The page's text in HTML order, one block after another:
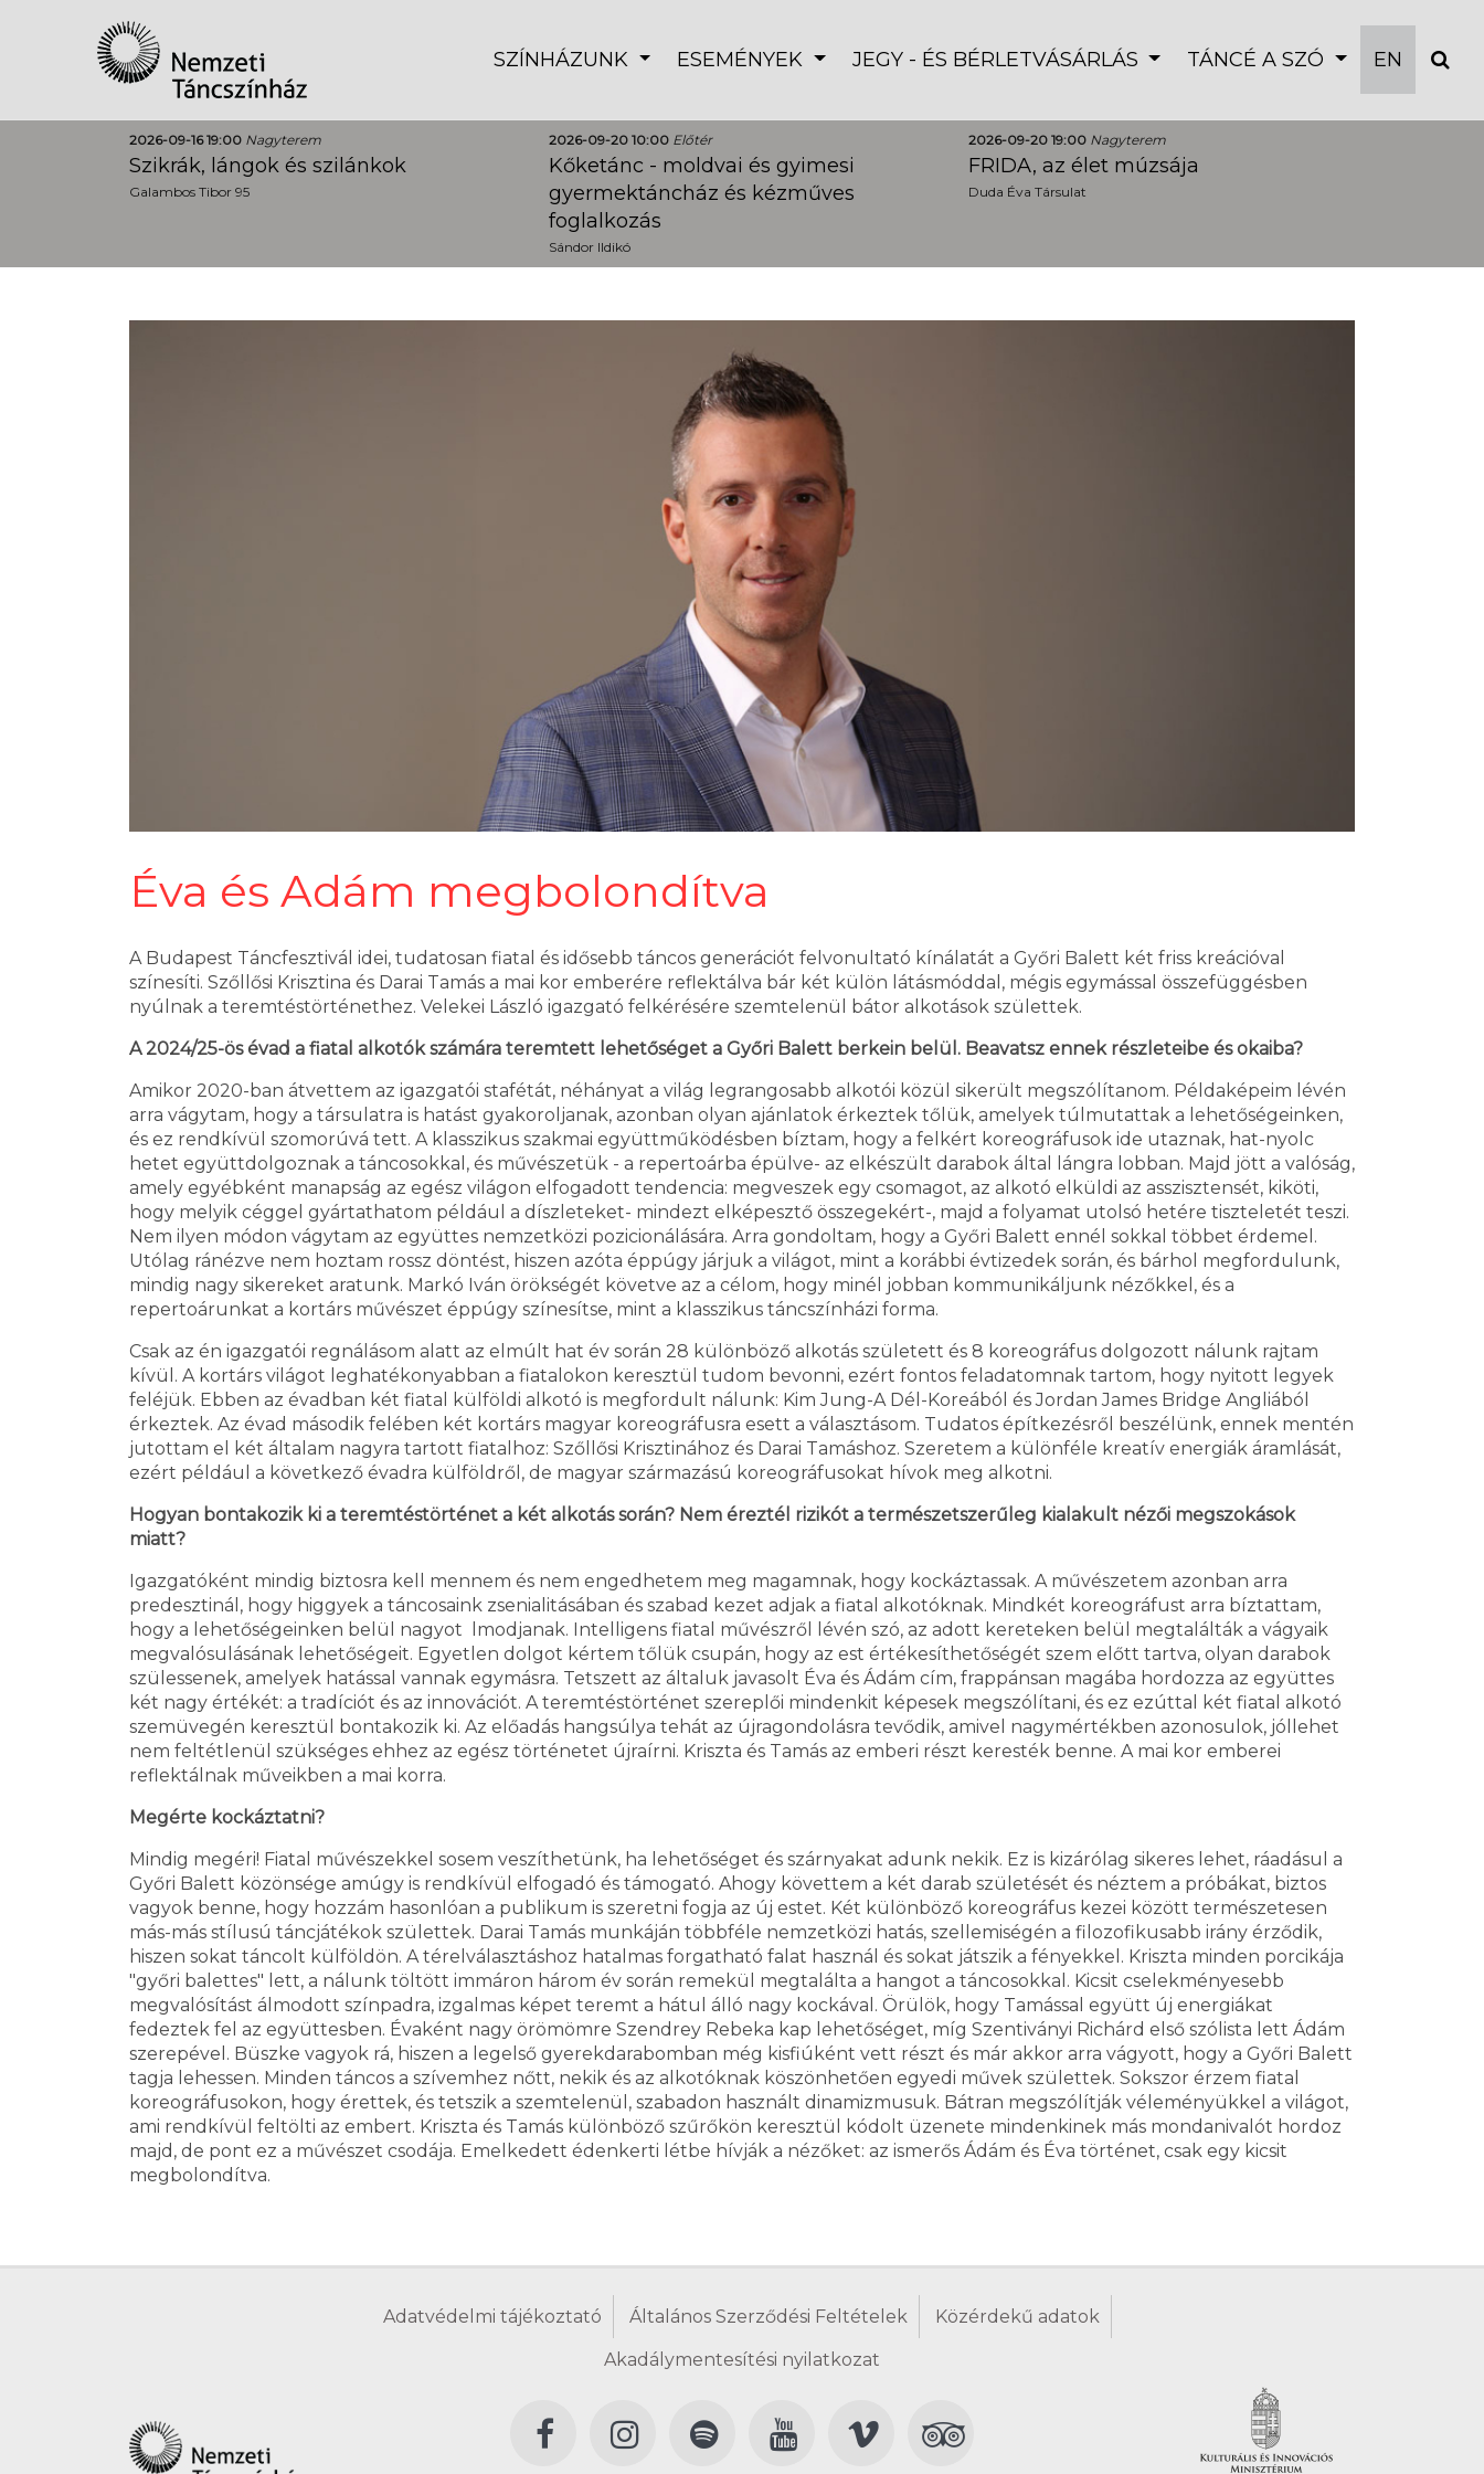
SZÍNHÁZUNK ESEMÉNYEK JEGY - ÉS BÉRLETVÁSÁRLÁS TÁNCÉ A SZÓ EN
2026-09-16 19:00 Nagyterem
Szikrák, lángok és szilánkok
Galambos Tibor 95
2026-09-20 10:00 Előtér
Kőketánc - moldvai és gyimesi
gyermektáncház és kézműves
foglalkozás
Sándor Ildikó
2026-09-20 19:00 Nagyterem
FRIDA, az élet múzsája
Duda Éva Társulat
Éva és Adám megbolondítva
A Budapest Táncfesztivál idei, tudatosan fiatal és idősebb táncos generációt felvonultató kínálatát a Győri Balett két friss kreációval
színesíti. Szőllősi Krisztina és Darai Tamás a mai kor emberére reflektálva bár két külön látásmóddal, mégis egymással összefüggésben
nyúlnak a teremtéstörténethez. Velekei László igazgató felkérésére szemtelenül bátor alkotások születtek.
A 2024/25-ös évad a fiatal alkotók számára teremtett lehetőséget a Győri Balett berkein belül. Beavatsz ennek részleteibe és okaiba?
Amikor 2020-ban átvettem az igazgatói stafétát, néhányat a világ legrangosabb alkotói közül sikerült megszólítanom. Példaképeim lévén
arra vágytam, hogy a társulatra is hatást gyakoroljanak, azonban olyan ajánlatok érkeztek tőlük, amelyek túlmutattak a lehetőségeinken,
és ez rendkívül szomorúvá tett. A klasszikus szakmai együttműködésben bíztam, hogy a felkért koreográfusok ide utaznak, hat-nyolc
hetet együttdolgoznak a táncosokkal, és művészetük - a repertoárba épülve- az elkészült darabok által lángra lobban. Majd jött a valóság,
amely egyébként manapság az egész világon elfogadott tendencia: megveszek egy csomagot, az alkotó elküldi az asszisztensét, kiköti,
hogy melyik céggel gyártathatom például a díszleteket- mindezt elképesztő összegekért-, majd a folyamat utolsó hetére tiszteletét teszi.
Nem ilyen módon vágytam az együttes nemzetközi pozicionálására. Arra gondoltam, hogy a Győri Balett ennél sokkal többet érdemel.
Utólag ránézve nem hoztam rossz döntést, hiszen azóta éppúgy járjuk a világot, mint a korábbi évtizedek során, és bárhol megfordulunk,
mindig nagy sikereket aratunk. Markó Iván örökségét követve az a célom, hogy minél jobban kommunikáljunk nézőkkel, és a
repertoárunkat a kortárs művészet éppúgy színesítse, mint a klasszikus táncszínházi forma.
Csak az én igazgatói regnálásom alatt az elmúlt hat év során 28 különböző alkotás született és 8 koreográfus dolgozott nálunk rajtam
kívül. A kortárs világot leghatékonyabban a fiatalokon keresztül tudom bevonni, ezért fontos feladatomnak tartom, hogy nyitott legyek
feléjük. Ebben az évadban két fiatal külföldi alkotó is megfordult nálunk: Kim Jung-A Dél-Koreából és Jordan James Bridge Angliából
érkeztek. Az évad második felében két kortárs magyar koreográfusra esett a választásom. Tudatos építkezésről beszélünk, ennek mentén
jutottam el két általam nagyra tartott fiatalhoz: Szőllősi Krisztinához és Darai Tamáshoz. Szeretem a különféle kreatív energiák áramlását,
ezért például a következő évadra külföldről, de magyar származású koreográfusokat hívok meg alkotni.
Hogyan bontakozik ki a teremtéstörténet a két alkotás során? Nem éreztél rizikót a természetszerűleg kialakult nézői megszokások
miatt?
Igazgatóként mindig biztosra kell mennem és nem engedhetem meg magamnak, hogy kockáztassak. A művészetem azonban arra
predesztinál, hogy higgyek a táncosaink zsenialitásában és szabad kezet adjak a fiatal alkotóknak. Mindkét koreográfust arra bíztattam,
hogy a lehetőségeinken belül nagyot lmodjanak. Intelligens fiatal művészről lévén szó, az adott kereteken belül megtalálták a vágyaik
megvalósulásának lehetőségeit. Egyetlen dolgot kértem tőlük csupán, hogy az est értékesíthetőségét szem előtt tartva, olyan darabok
szülessenek, amelyek hatással vannak egymásra. Tetszett az általuk javasolt Éva és Ádám cím, frappánsan magába hordozza az együttes
két nagy értékét: a tradíciót és az innovációt. A teremtéstörténet szereplői mindenkit képesek megszólítani, és ez ezúttal két fiatal alkotó
szemüvegén keresztül bontakozik ki. Az előadás hangsúlya tehát az újragondolásra tevődik, amivel nagymértékben azonosulok, jóllehet
nem feltétlenül szükséges ehhez az egész történetet újraírni. Kriszta és Tamás az emberi részt keresték benne. A mai kor emberei
reflektálnak műveikben a mai korra.
Megérte kockáztatni?
Mindig megéri! Fiatal művészekkel sosem veszíthetünk, ha lehetőséget és szárnyakat adunk nekik. Ez is kizárólag sikeres lehet, ráadásul a
Győri Balett közönsége amúgy is rendkívül elfogadó és támogató. Ahogy követtem a két darab születését és néztem a próbákat, biztos
vagyok benne, hogy hozzám hasonlóan a publikum is szeretni fogja az új estet. Két különböző koreográfus kezei között természetesen
más-más stílusú táncjátékok születtek. Darai Tamás munkáján többféle nemzetközi hatás, szellemiségén a filozofikusabb irány érződik,
hiszen sokat táncolt külföldön. A térelválasztáshoz hatalmas forgatható falat használ és sokat játszik a fényekkel. Kriszta minden porcikája
"győri balettes" lett, a nálunk töltött immáron három év során remekül megtalálta a hangot a táncosokkal. Kicsit cselekményesebb
megvalósítást álmodott színpadra, izgalmas képet teremt a hátul álló nagy kockával. Örülök, hogy Tamással együtt új energiákat
fedeztek fel az együttesben. Évaként nagy örömömre Szendrey Rebeka kap lehetőséget, míg Szentiványi Richárd első szólista lett Ádám
szerepével. Büszke vagyok rá, hiszen a legelső gyerekdarabomban még kisfiúként vett részt és már akkor arra vágyott, hogy a Győri Balett
tagja lehessen. Minden táncos a szívemhez nőtt, nekik és az alkotóknak köszönhetően egyedi művek születtek. Sokszor érzem fiatal
koreográfusokon, hogy érettek, és tetszik a szemtelenül, szabadon használt dinamizmusuk. Bátran megszólítják véleményükkel a világot,
ami rendkívül feltölti az embert. Kriszta és Tamás különböző szűrőkön keresztül kódolt üzenete mindenkinek más mondanivalót hordoz
majd, de pont ez a művészet csodája. Emelkedett édenkerti létbe hívják a nézőket: az ismerős Ádám és Éva történet, csak egy kicsit
megbolondítva.
Adatvédelmi tájékoztató Általános Szerződési Feltételek Közérdekű adatok
Akadálymentesítési nyilatkozat